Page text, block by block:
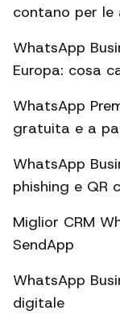
contano per le
WhatsApp
Europa: cosa
WhatsApp
gratuita e a
WhatsApp
phishing e QR
Miglior CRM
SendApp
WhatsApp
digitale